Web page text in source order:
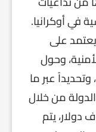
في أوكرانيا.
على
وحول
عبر ما
من خلال
قيمتها بين 5- 10 آلاف دولار، يتم